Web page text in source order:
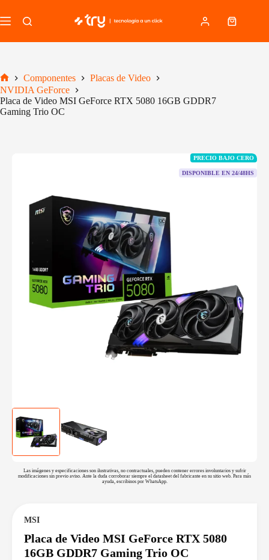
al
contenido
Carro
Inicio
Componentes
Placas de Video
NVIDIA GeForce
Placa de Video MSI GeForce RTX 5080 16GB GDDR7
Gaming Trio OC
PRECIO BAJO CERO
DISPONIBLE EN 24/48HS
Las imágenes y especificaciones son ilustrativas, no contractuales, pueden contener errores involuntarios y sufrir
modificaciones sin previo aviso. Ante la duda corroborar siempre el datasheet del fabricante en su sitio web. Para más
ayuda, escribinos por WhatsApp.
MSI
Placa de Video MSI GeForce RTX 5080
16GB GDDR7 Gaming Trio OC